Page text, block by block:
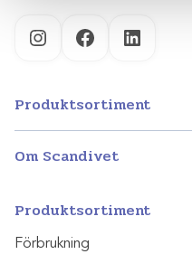
InstagramFacebookLinkedIn
Produktsortiment
Om Scandivet
Produktsortiment
Förbrukning